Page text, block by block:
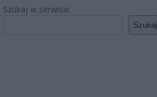
Szukaj w serwisie
Szukaj